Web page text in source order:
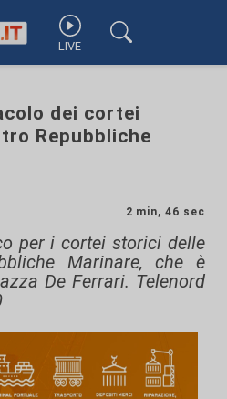
LIVE
dei cortei
Repubbliche
2 min, 46 sec
per i cortei storici delle
Marinare, che è
De Ferrari. Telenord